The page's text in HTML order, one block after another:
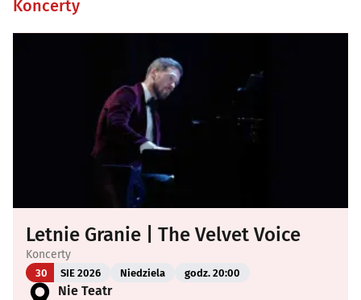
Koncerty
Letnie Granie | The Velvet Voice
Koncerty
30 SIE 2026 Niedziela godz. 20:00
Nie Teatr